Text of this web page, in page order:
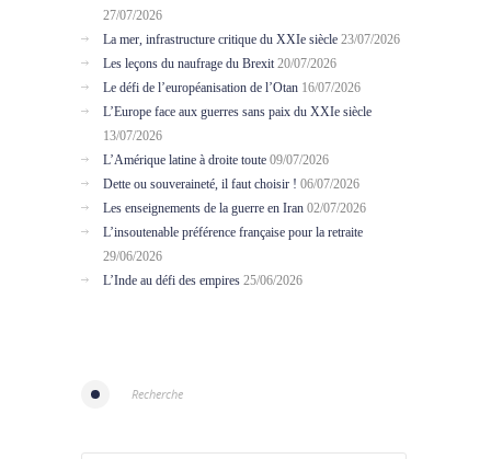
27/07/2026
La mer, infrastructure critique du XXIe siècle 23/07/2026
Les leçons du naufrage du Brexit 20/07/2026
Le défi de l’européanisation de l’Otan 16/07/2026
L’Europe face aux guerres sans paix du XXIe siècle
13/07/2026
L’Amérique latine à droite toute 09/07/2026
Dette ou souveraineté, il faut choisir ! 06/07/2026
Les enseignements de la guerre en Iran 02/07/2026
L’insoutenable préférence française pour la retraite
29/06/2026
L’Inde au défi des empires 25/06/2026
Recherche